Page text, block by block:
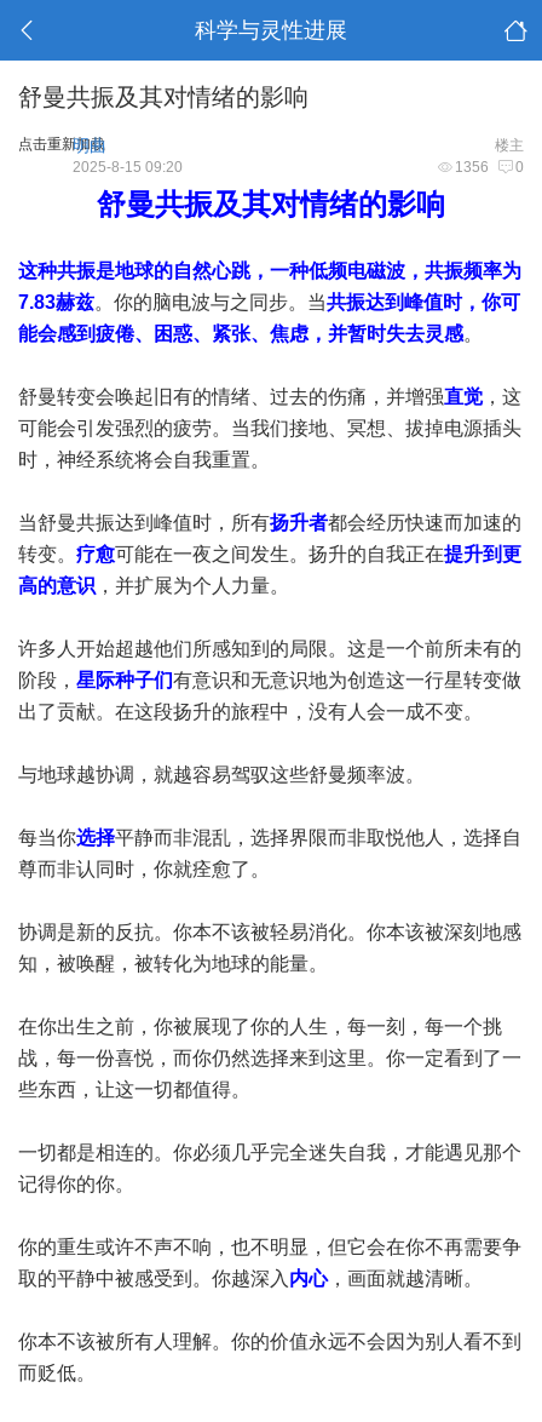
科学与灵性进展
舒曼共振及其对情绪的影响
点击重新加载 楼主
明曲
1356 0
2025-8-15 09:20
舒曼共振及其对情绪的影响
这种共振是地球的自然心跳，一种低频电磁波，共振频率为
7.83赫兹。你的脑电波与之同步。当共振达到峰值时，你可
能会感到疲倦、困惑、紧张、焦虑，并暂时失去灵感。
舒曼转变会唤起旧有的情绪、过去的伤痛，并增强直觉，这
可能会引发强烈的疲劳。当我们接地、冥想、拔掉电源插头
时，神经系统将会自我重置。
当舒曼共振达到峰值时，所有扬升者都会经历快速而加速的
转变。 疗愈可能在一夜之间发生。扬升的自我正在提升到更
高的意识 ，并扩展为个人力量。
许多人开始超越他们所感知到的局限。这是一个前所未有的
阶段， 星际种子们有意识和无意识地为创造这一行星转变做
出了贡献。在这段扬升的旅程中，没有人会一成不变。
与地球越协调，就越容易驾驭这些舒曼频率波。
每当你选择平静而非混乱，选择界限而非取悦他人，选择自
尊而非认同时，你就痊愈了。
协调是新的反抗。你本不该被轻易消化。你本该被深刻地感
知，被唤醒，被转化为地球的能量。
在你出生之前，你被展现了你的人生，每一刻，每一个挑
战，每一份喜悦，而你仍然选择来到这里。你一定看到了一
些东西，让这一切都值得。
一切都是相连的。你必须几乎完全迷失自我，才能遇见那个
记得你的你。
你的重生或许不声不响，也不明显，但它会在你不再需要争
取的平静中被感受到。你越深入 内心，画面就越清晰。
你本不该被所有人理解。你的价值永远不会因为别人看不到
而贬低。